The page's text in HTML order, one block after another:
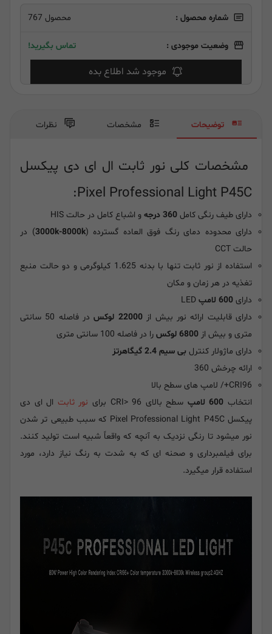
شماره محصول : محصول 767
وضعیت موجودی : تماس بگیرید!
موجود شد اطلاع بده
مشخصات کلی نور ثابت ال ای دی پیکسل
Pixel Professional Light P45C:
دارای طیف رنگی کامل 360 درجه
و اشباع کامل در حالت HIS
دارای محدوده دمای رنگ فوق العاده گسترده (3000k-8000k) در
حالت CCT
استفاده از نور ثابت تنها با بدنه 1.625 کیلوگرمی و دو حالت منبع
تغذیه در هر زمان و مکان
دارای 600 لامپ
LED
دارای قابلیت ارائه نور بیش از22000 لوکس
در فاصله 50 سانتی
متری و بیش از 6800 لوکس
را در فاصله 100 سانتی متری
دارای ماژولار کنترل بی سیم 2.4 گیگاهرتز
ارائه چرخش 360
CRI96+/ لامپ های سطح بالا
انتخاب 600 لامپ سطح بالای CRI> 96 برای نور ثابت ال ای دی
پیکسل Pixel Professional Light P45C که سبب طبیعی تر شدن
نور میشود تا رنگی نزدیک به آنچه که واقعاً شبیه است تولید کنند.
برای فیلمبرداری و صحنه ای که به شدت به رنگ نیاز دارد، مورد
استفاده قرار میگیرد.